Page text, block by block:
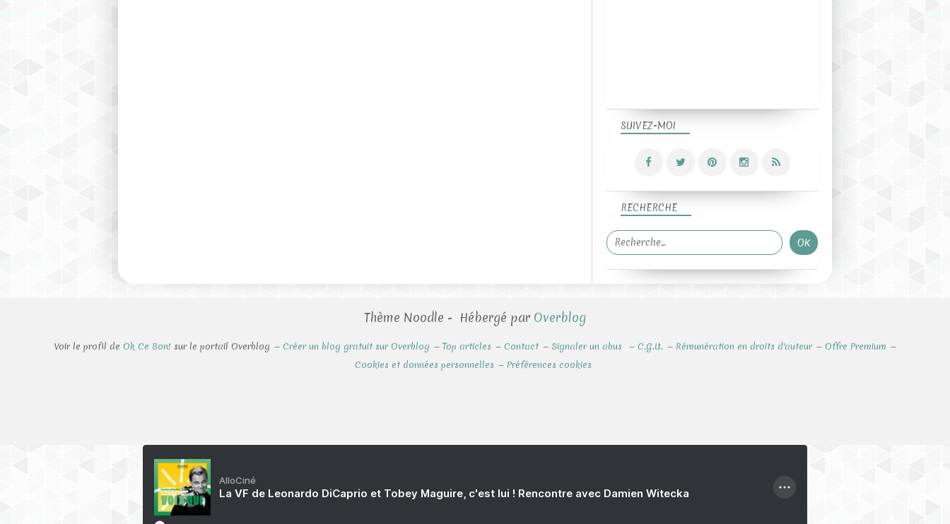
SUIVEZ-MOI
RECHERCHE
Thème Noodle - Hébergé par Overblog
Voir le profil de Ok Ce Bon! sur le portail Overblog Créer un blog gratuit sur Overblog Top articles Contact Signaler un abus C.G.U. Rémunération en droits d'auteur
Offre Premium
Cookies et données personnelles
Préférences cookies
AlloCiné
La VF de Leonardo DiCaprio et Tobey Maguire, c'est lui ! Rencontre avec Damien Witecka